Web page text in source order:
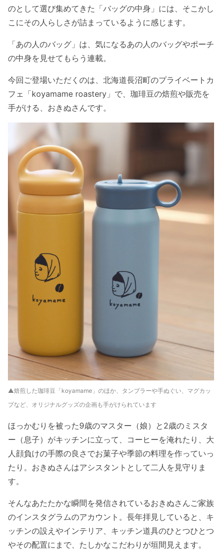
のとして選び集めてきた「バッグの中身」には、そこかし
こにその人らしさが詰まっているように感じます。
「あの人のバッグ」は、気になるあの人のバッグやポーチ
の中身を見せてもらう連載。
今回ご登場いただくのは、北海道長沼町のプライベートカ
フェ「koyamame roastery」で、珈琲豆の焙煎や販売を
手がける、おきぬさんです。
▲焙煎した珈琲豆「koyamame」のほか、タンブラーや手ぬぐい、マグカッ
プなど、オリジナルグッズの企画も手がけられています
ほっかむりを被った9歳のマスター（娘）と2歳のミスタ
ー（息子）がキッチンに立って、コーヒーを淹れたり、大
人顔負けの手際の良さでお菓子や季節の料理を作っていっ
たり。おきぬさんはアシスタントとして二人を見守りま
す。
そんなあたたかな瞬間を発信されているおきぬさんご家族
のインスタグラムのアカウント。長年拝見していると、キ
ッチンの設えやインテリア、キッチン道具のひとつひとつ
やその配置にまで、たしかなこだわりが垣間見えます。